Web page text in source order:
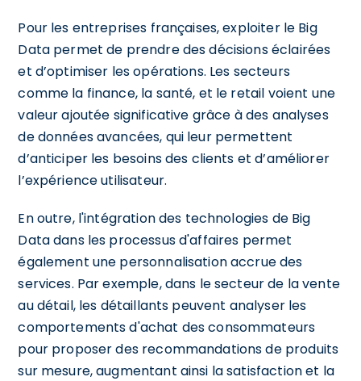
Pour les entreprises françaises, exploiter le Big
Data permet de prendre des décisions éclairées
et d’optimiser les opérations. Les secteurs
comme la finance, la santé, et le retail voient une
valeur ajoutée significative grâce à des analyses
de données avancées, qui leur permettent
d’anticiper les besoins des clients et d’améliorer
l’expérience utilisateur.
En outre, l'intégration des technologies de Big
Data dans les processus d'affaires permet
également une personnalisation accrue des
services. Par exemple, dans le secteur de la vente
au détail, les détaillants peuvent analyser les
comportements d'achat des consommateurs
pour proposer des recommandations de produits
sur mesure, augmentant ainsi la satisfaction et la